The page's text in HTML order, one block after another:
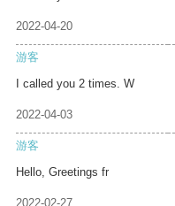
2022-04-20
游客
I called you 2 times. W
2022-04-03
游客
Hello, Greetings fr
2022-02-27